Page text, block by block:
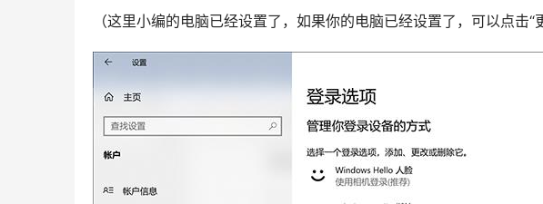
（这里小编的电脑已经设置了，如果你的电脑已经设置了，可以点击“